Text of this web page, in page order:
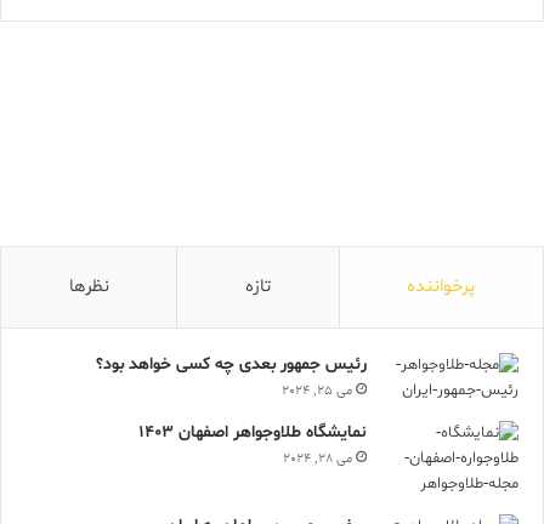
پرخواننده تازه نظرها
رئیس جمهور بعدی چه کسی خواهد بود؟
می 25, 2024
نمایشگاه طلاوجواهر اصفهان 1403
می 28, 2024